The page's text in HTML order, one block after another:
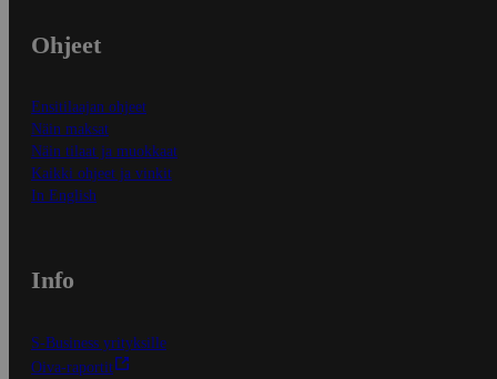
Ohjeet
Ensitilaajan ohjeet
Näin maksat
Näin tilaat ja muokkaat
Kaikki ohjeet ja vinkit
In English
Info
S-Business yrityksille
Oiva-raportit